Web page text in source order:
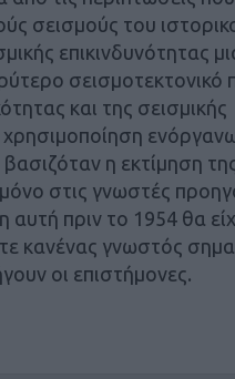
σεισμούς του
επικινδυνότητας
σεισμοτεκτονικό
και της σεισμικής
χρησιμοποίηση
η εκτίμηση
στις γνωστές
αυτή πριν το 1954 θα
κανένας γνωστός
οι επιστήμονες.